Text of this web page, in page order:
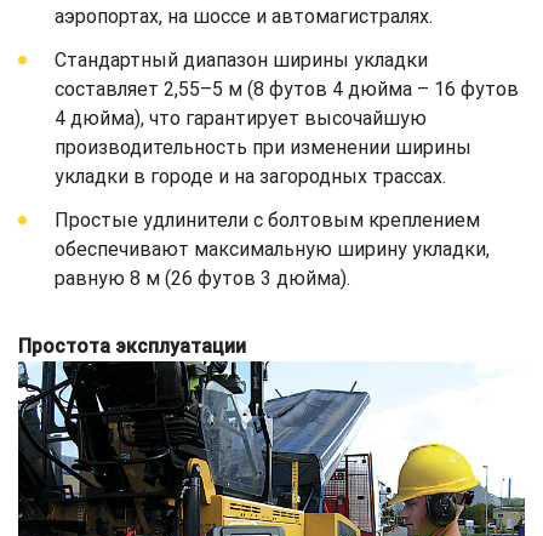
аэропортах, на шоссе и автомагистралях.
Стандартный диапазон ширины укладки
составляет 2,55–5 м (8 футов 4 дюйма – 16 футов
4 дюйма), что гарантирует высочайшую
производительность при изменении ширины
укладки в городе и на загородных трассах.
Простые удлинители с болтовым креплением
обеспечивают максимальную ширину укладки,
равную 8 м (26 футов 3 дюйма).
Простота эксплуатации